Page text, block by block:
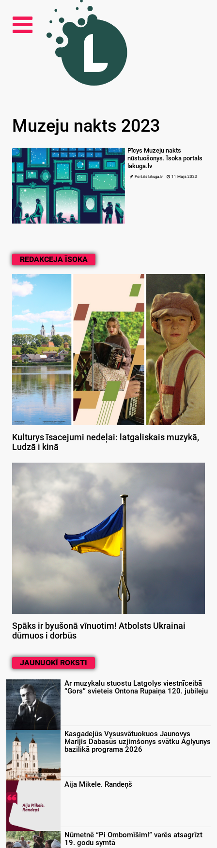
REDAKCEJA ĪSOKA
Kulturys īsacejumi nedeļai: latgaliskais muzykā,
Ludzā i kinā
Spāks ir byušonā vīnuotim! Atbolsts Ukrainai
dūmuos i dorbūs
Muzeju nakts 2023
Pīcys Muzeju nakts
nūstuošonys. Īsoka portals
lakuga.lv
Portals lakuga.lv 11 Maijs 2023
JAUNUOKĪ ROKSTI
Ar muzykalu stuostu Latgolys viestnīceibā
“Gors” svieteis Ontona Rupaiņa 120. jubileju
Kasgadejūs Vysusvātuokuos Jaunovys
Marijis Dabasūs uzjimšonys svātku Aglyunys
bazilikā programa 2026
Aija Mikele. Randeņš
Nūmetnē “Pi Ombomīšim!” varēs atsagrīzt
19. godu symtā